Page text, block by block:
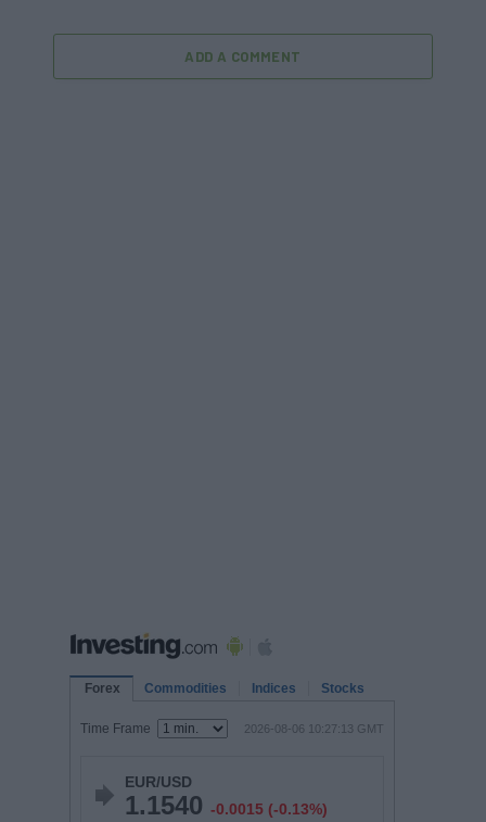
ADD A COMMENT